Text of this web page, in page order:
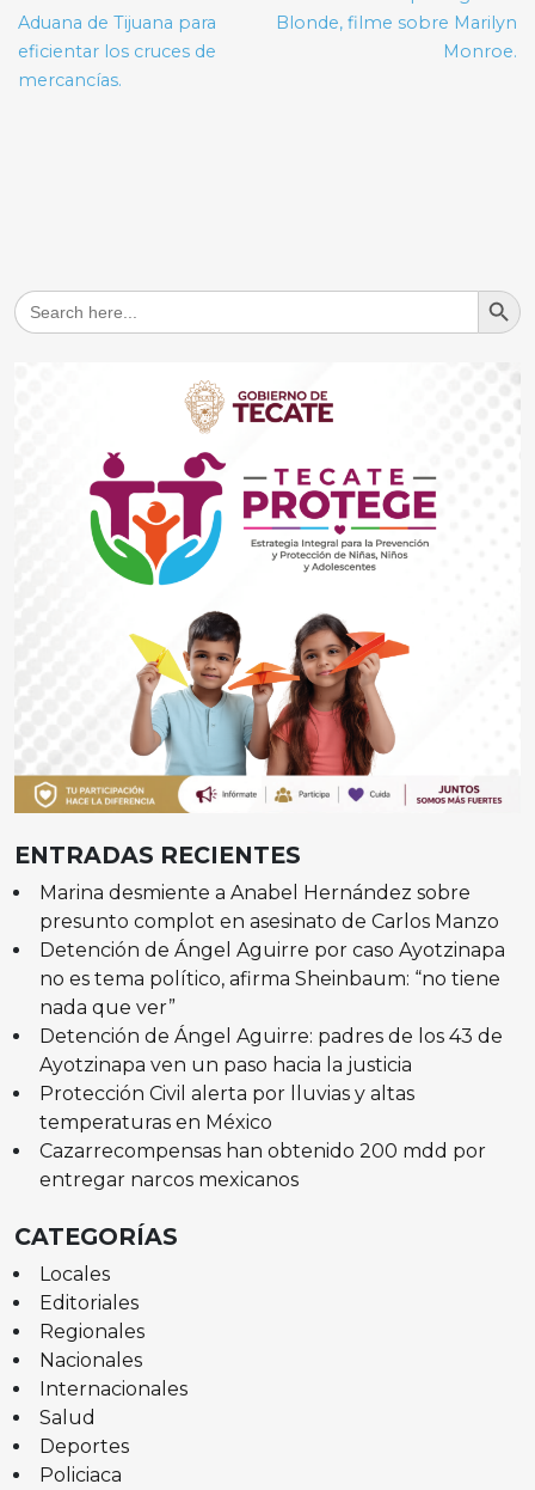
entradas
Aduana de Tijuana para
eficientar los cruces de
mercancías.
Blonde, filme sobre Marilyn
Monroe.
Search
for:
Search
ENTRADAS RECIENTES
Marina desmiente a Anabel Hernández sobre
presunto complot en asesinato de Carlos Manzo
Detención de Ángel Aguirre por caso Ayotzinapa
no es tema político, afirma Sheinbaum: “no tiene
nada que ver”
Detención de Ángel Aguirre: padres de los 43 de
Ayotzinapa ven un paso hacia la justicia
Protección Civil alerta por lluvias y altas
temperaturas en México
Cazarrecompensas han obtenido 200 mdd por
entregar narcos mexicanos
CATEGORÍAS
Locales
Editoriales
Regionales
Nacionales
Internacionales
Salud
Deportes
Policiaca